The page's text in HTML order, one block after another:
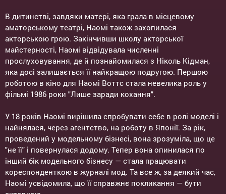
В дитинстві, завдяки матері, яка грала в місцевому
аматорському театрі, Наомі також захопилася
акторською грою. Закінчивши школу акторської
майстерності, Наомі відвідувала численні
прослуховування, де й познайомилася з Ніколь Кідман,
яка досі залишається її найкращою подругою. Першою
роботою в кіно для Наомі Воттс стала невелика роль у
фільмі 1986 роки "Лише заради кохання".
У 18 років Наомі вирішила спробувати себе в ролі моделі і
найнялася, через агентство, на роботу в Японії. За рік,
проведений у модельному бізнесі, вона зрозуміла, що це
"не її" і повернулася додому. Тепер вона опинилася по
інший бік модельного бізнесу — стала працювати
кореспонденткою в журналі мод. Та все ж, за деякий час,
Наомі усвідомила, що її справжнє покликання — бути